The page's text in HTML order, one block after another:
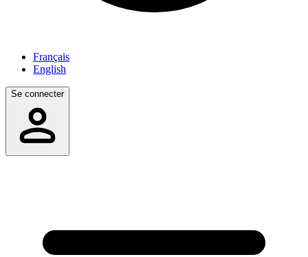
Français
English
Se connecter